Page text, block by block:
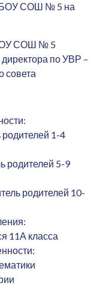
СОШ № 5 на
СОШ № 5
по УВР –
совета
1-4
родителей 5-9
родителей 10-
11А класса